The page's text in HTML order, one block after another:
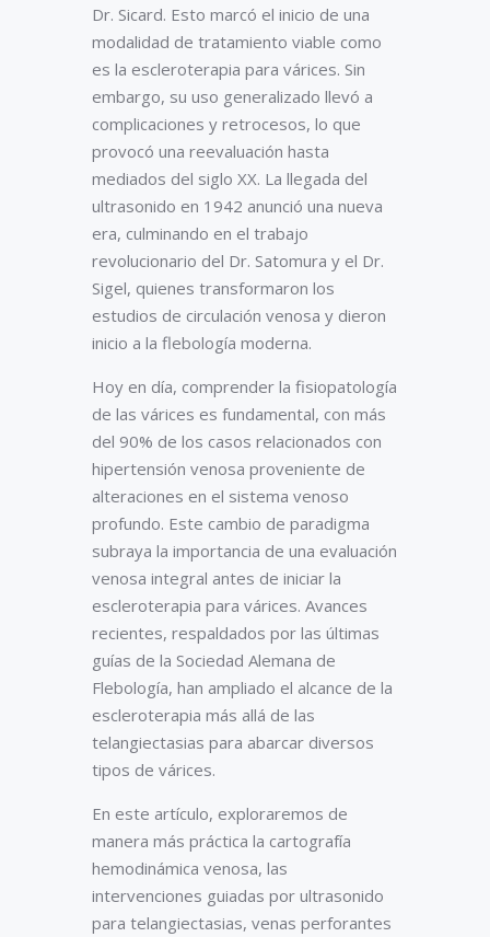
Dr. Sicard. Esto marcó el inicio de una
modalidad de tratamiento viable como
es la escleroterapia para várices. Sin
embargo, su uso generalizado llevó a
complicaciones y retrocesos, lo que
provocó una reevaluación hasta
mediados del siglo XX. La llegada del
ultrasonido en 1942 anunció una nueva
era, culminando en el trabajo
revolucionario del Dr. Satomura y el Dr.
Sigel, quienes transformaron los
estudios de circulación venosa y dieron
inicio a la flebología moderna.
Hoy en día, comprender la fisiopatología
de las várices es fundamental, con más
del 90% de los casos relacionados con
hipertensión venosa proveniente de
alteraciones en el sistema venoso
profundo. Este cambio de paradigma
subraya la importancia de una evaluación
venosa integral antes de iniciar la
escleroterapia para várices. Avances
recientes, respaldados por las últimas
guías de la Sociedad Alemana de
Flebología, han ampliado el alcance de la
escleroterapia más allá de las
telangiectasias para abarcar diversos
tipos de várices.
En este artículo, exploraremos de
manera más práctica la cartografía
hemodinámica venosa, las
intervenciones guiadas por ultrasonido
para telangiectasias, venas perforantes